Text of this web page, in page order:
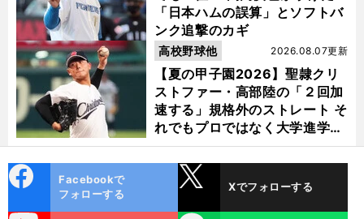
「日本ハムの誤算」とソフトバ
ンク追撃のカギ
【夏の甲子園2026】聖隷クリ
ストファー・高部陸の「２回加
速する」規格外のストレート そ
れでもプロではなく大学進学を
選ぶ理由
2026.08.07更新
高校野球他
ok
Facebookで
フォローする
Xでフォローする